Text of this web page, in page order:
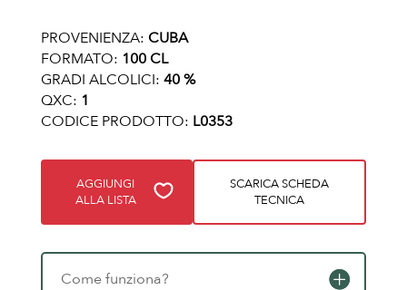
PROVENIENZA: CUBA
FORMATO: 100 CL
GRADI ALCOLICI: 40 %
QXC: 1
CODICE PRODOTTO: L0353
AGGIUNGI
ALLA LISTA
SCARICA SCHEDA
TECNICA
Come funziona?